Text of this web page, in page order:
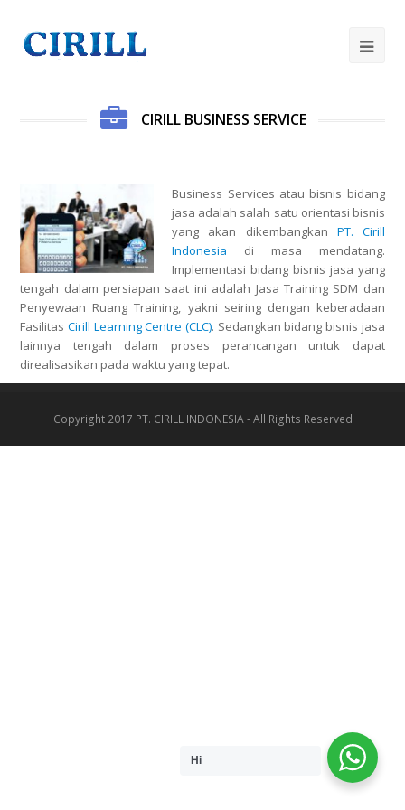
CIRILL BUSINESS SERVICE
Business Services atau bisnis bidang
jasa adalah salah satu orientasi bisnis
yang akan dikembangkan PT. Cirill
Indonesia di masa mendatang.
Implementasi bidang bisnis jasa yang
tengah dalam persiapan saat ini adalah Jasa Training SDM dan
Penyewaan Ruang Training, yakni seiring dengan keberadaan
FasilitasCirill Learning Centre (CLC). Sedangkan bidang bisnis jasa
lainnya tengah dalam proses perancangan untuk dapat
direalisasikan pada waktu yang tepat.
Copyright 2017 PT. CIRILL INDONESIA - All Rights Reserved
Hi